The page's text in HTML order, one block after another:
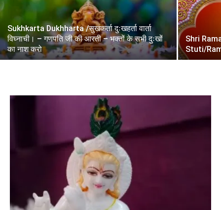
Sukhkarta Dukhharta /सुखकर्ता दुःखहर्ता वार्ता
विघ्नाची। – गणपति जी की आरती – भक्तों के सभी दुःखों
का नाश करो
Shri
Stuti/